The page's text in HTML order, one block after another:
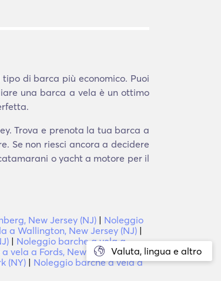
Valuta, lingua e altro
di barca più economico. Puoi
una barca a vela è un ottimo
Trova e prenota la tua barca a
Se non riesci ancora a decidere
o yacht a motore per il
New Jersey (NJ) | Noleggio
a Wallington, New Jersey (NJ) |
| Noleggio barche a vela a
vela a Fords, New Jersey (NJ)|
(NY) | Noleggio barche a vela a